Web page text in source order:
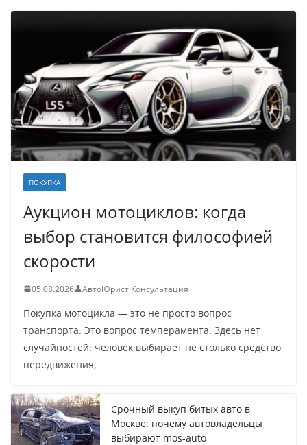
ПОКУПКА
Аукцион мотоциклов: когда
выбор становится философией
скорости
05.08.2026 АвтоЮрист Консультация
Покупка мотоцикла — это не просто вопрос
транспорта. Это вопрос темперамента. Здесь нет
случайностей: человек выбирает не столько средство
передвижения,
Срочный выкуп битых авто в
Москве: почему автовладельцы
выбирают mos-auto